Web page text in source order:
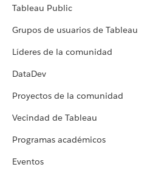
Tableau Public
Grupos de usuarios de Tableau
Líderes de la comunidad
DataDev
Proyectos de la comunidad
Vecindad de Tableau
Programas académicos
Eventos